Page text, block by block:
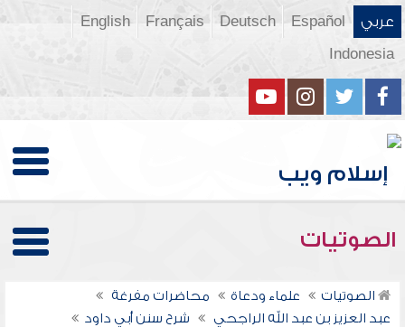
عربي Español
Deutsch
Français
English
Indonesia
الصوتيات
الصوتيات علماء ودعاة
محاضرات مفرغة
عبد العزيز بن عبد الله الراجحي
شرح سنن أبي داود